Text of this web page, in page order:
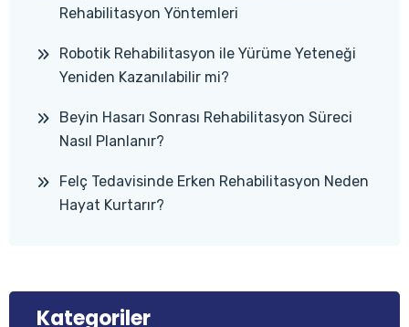
Rehabilitasyon Yöntemleri
Robotik Rehabilitasyon ile Yürüme Yeteneği
Yeniden Kazanılabilir mi?
Beyin Hasarı Sonrası Rehabilitasyon Süreci
Nasıl Planlanır?
Felç Tedavisinde Erken Rehabilitasyon Neden
Hayat Kurtarır?
Kategoriler